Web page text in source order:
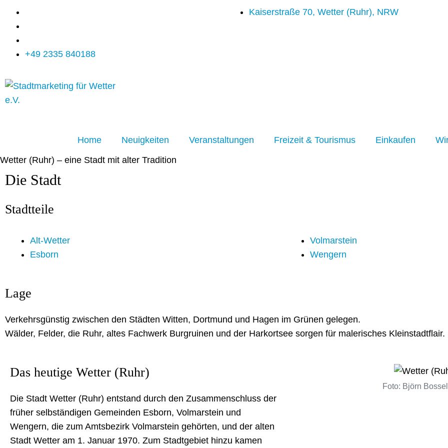
+49 2335 840188
Kaiserstraße 70, Wetter (Ruhr), NRW
Home Neuigkeiten Veranstaltungen Freizeit & Tourismus Einkaufen
Wetter (Ruhr) – eine Stadt mit alter Tradition
Die Stadt
Stadtteile
Alt-Wetter
Esborn
Volmarstein
Wengern
Lage
Verkehrsgünstig zwischen den Städten Witten, Dortmund und Hagen im Grünen gelegen.
Wälder, Felder, die Ruhr, altes Fachwerk Burgruinen und der Harkortsee sorgen für malerisches Kleinstadtflair.
Das heutige Wetter (Ruhr)
Die Stadt Wetter (Ruhr) entstand durch den Zusammenschluss der
früher selbständigen Gemeinden Esborn, Volmarstein und
Wengern, die zum Amtsbezirk Volmarstein gehörten, und der alten
Stadt Wetter am 1. Januar 1970. Zum Stadtgebiet hinzu kamen
Foto: Björn